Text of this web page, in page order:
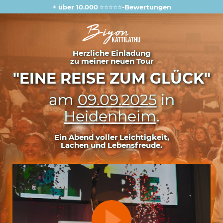
+ über 10.000⭐⭐⭐⭐⭐-Bewertungen
Herzliche Einladung
zu meiner neuen Tour
"EINE REISE ZUM GLÜCK"
am09.09.2025in
Heidenheim.
Ein Abend voller Leichtigkeit,
Lachen und Lebensfreude.